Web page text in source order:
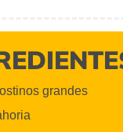
grandes